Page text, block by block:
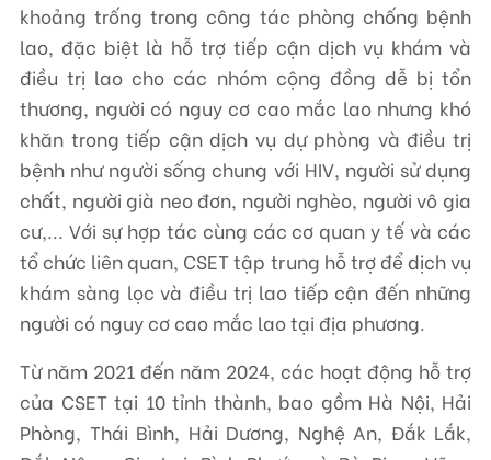
khoảng trống trong công tác phòng chống bệnh
lao, đặc biệt là hỗ trợ tiếp cận dịch vụ khám và
điều trị lao cho các nhóm cộng đồng dễ bị tổn
thương, người có nguy cơ cao mắc lao nhưng khó
khăn trong tiếp cận dịch vụ dự phòng và điều trị
bệnh như người sống chung với HIV, người sử dụng
chất, người già neo đơn, người nghèo, người vô gia
cư,... Với sự hợp tác cùng các cơ quan y tế và các
tổ chức liên quan, CSET tập trung hỗ trợ để dịch vụ
khám sàng lọc và điều trị lao tiếp cận đến những
người có nguy cơ cao mắc lao tại địa phương.
Từ năm 2021 đến năm 2024, các hoạt động hỗ trợ
của CSET tại 10 tỉnh thành, bao gồm Hà Nội, Hải
Phòng, Thái Bình, Hải Dương, Nghệ An, Đắk Lắk,